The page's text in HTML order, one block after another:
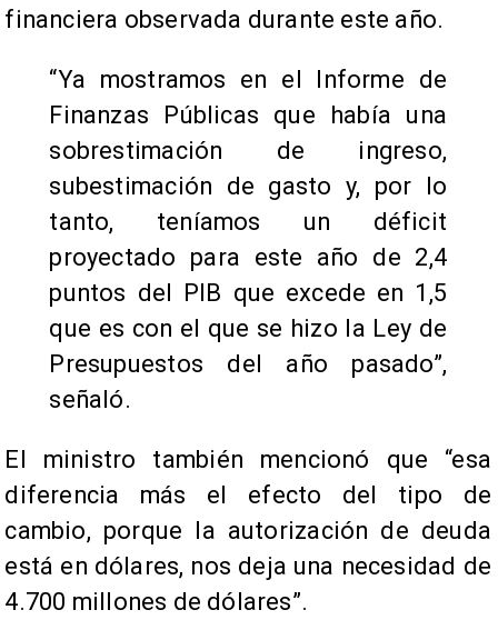
financiera observada durante este año.
“Ya mostramos en el Informe de
Finanzas Públicas que había una
sobrestimación de ingreso,
subestimación de gasto y, por lo
tanto, teníamos un déficit
proyectado para este año de 2,4
puntos del PIB que excede en 1,5
que es con el que se hizo la Ley de
Presupuestos del año pasado”,
señaló.
El ministro también mencionó que “esa
diferencia más el efecto del tipo de
cambio, porque la autorización de deuda
está en dólares, nos deja una necesidad de
4.700 millones de dólares”.